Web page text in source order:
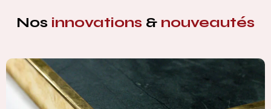
Nos innovations & nouveautés